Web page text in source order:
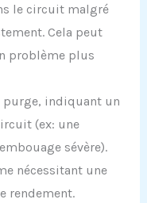
le circuit malgré
Cela peut
problème plus
indiquant un
(ex: une
sévère).
nécessitant une
rendement.